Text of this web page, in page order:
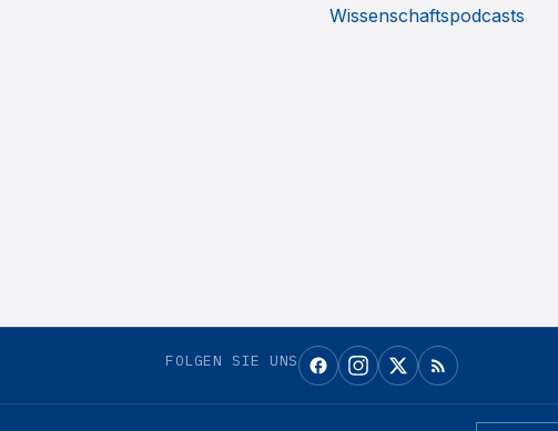
Wissenschaftspodcasts
FOLGEN SIE UNS